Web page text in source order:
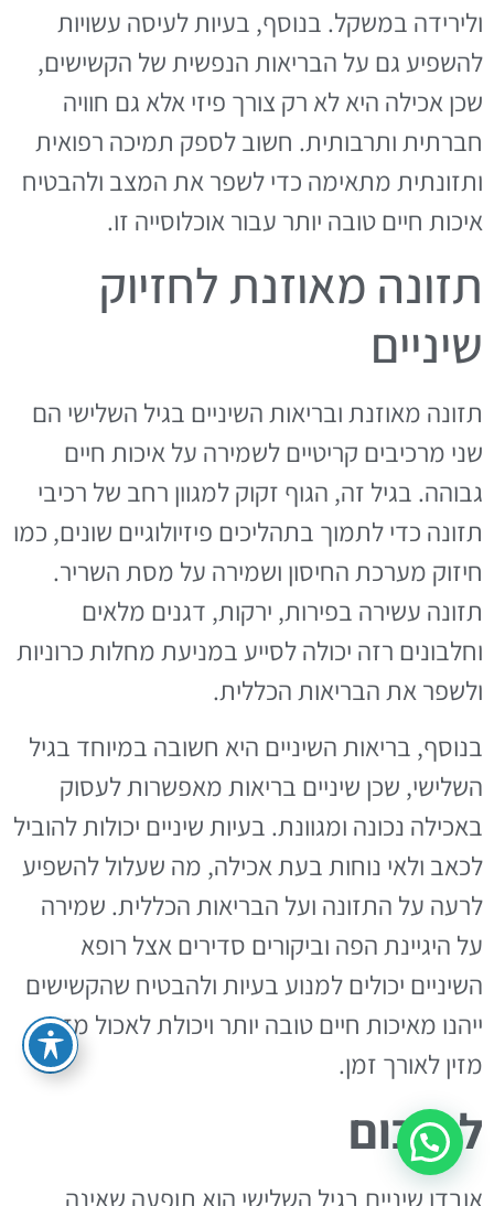
ולירידה במשקל. בנוסף, בעיות לעיסה עשויות
להשפיע גם על הבריאות הנפשית של הקשישים,
שכן אכילה היא לא רק צורך פיזי אלא גם חוויה
חברתית ותרבותית. חשוב לספק תמיכה רפואית
ותזונתית מתאימה כדי לשפר את המצב ולהבטיח
איכות חיים טובה יותר עבור אוכלוסייה זו.
תזונה מאוזנת לחזיוק
שיניים
תזונה מאוזנת ובריאות השיניים בגיל השלישי הם
שני מרכיבים קריטיים לשמירה על איכות חיים
גבוהה. בגיל זה, הגוף זקוק למגוון רחב של רכיבי
תזונה כדי לתמוך בתהליכים פיזיולוגיים שונים, כמו
חיזוק מערכת החיסון ושמירה על מסת השריר.
תזונה עשירה בפירות, ירקות, דגנים מלאים
וחלבונים רזה יכולה לסייע במניעת מחלות כרוניות
ולשפר את הבריאות הכללית.
בנוסף, בריאות השיניים היא חשובה במיוחד בגיל
השלישי, שכן שיניים בריאות מאפשרות לעסוק
באכילה נכונה ומגוונת. בעיות שיניים יכולות להוביל
לכאב ולאי נוחות בעת אכילה, מה שעלול להשפיע
לרעה על התזונה ועל הבריאות הכללית. שמירה
על היגיינת הפה וביקורים סדירים אצל רופא
השיניים יכולים למנוע בעיות ולהבטיח שהקשישים
ייהנו מאיכות חיים טובה יותר ויכולת לאכול מזון
מזין לאורך זמן.
לסיכום
אובדן שיניים בגיל השלישי הוא תופעה שאינה